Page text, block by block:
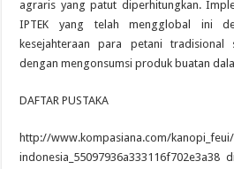
agraris yang patut diperhitungkan.
IPTEK yang telah mengglobal ini
kesejahteraan para petani
dengan mengonsumsi produk buatan
DAFTAR PUSTAKA
http://www.kompasiana.com/
indonesia_55097936a333116f702e3a38